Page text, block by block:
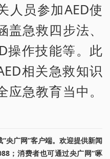
人员参加AED使
急救四步法、
操作技能等。此
相关急救知识
急教育当中。
央广网”客户端。欢迎提供新闻
；消费者也可通过央广网“啄